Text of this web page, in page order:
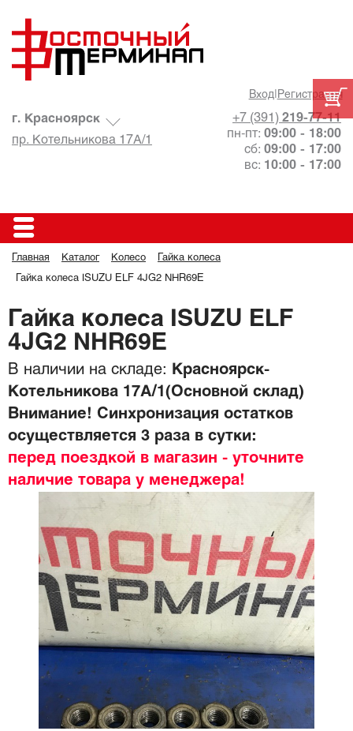
Вход| Регистрация
+7 (391) 219-77-11
пн-пт: 09:00 - 18:00
сб: 09:00 - 17:00
вс: 10:00 - 17:00
г. Красноярск
пр. Котельникова 17А/1
Главная Каталог Колесо Гайка колеса
Гайка колеса ISUZU ELF 4JG2 NHR69E
Гайка колеса ISUZU ELF
4JG2 NHR69E
В наличии на складе:
Красноярск-
Котельникова 17А/1(Основной склад)
Внимание! Синхронизация остатков
осуществляется 3 раза в сутки:
перед поездкой в магазин - уточните
наличие товара у менеджера!